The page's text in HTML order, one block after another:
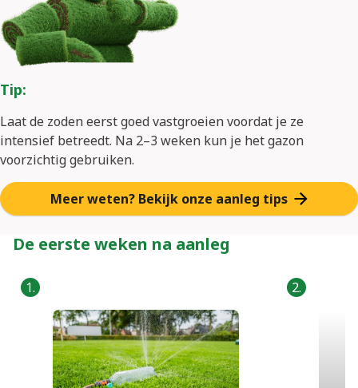
Tip:
Laat de zoden eerst goed vastgroeien voordat je ze
intensief betreedt. Na 2–3 weken kun je het gazon
voorzichtig gebruiken.
Meer weten? Bekijk onze aanleg tips
De eerste weken na aanleg
1. 2.